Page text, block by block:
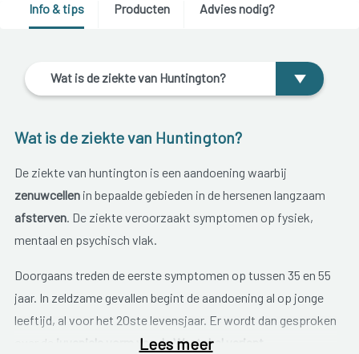
Info & tips Producten Advies nodig?
Wat is de ziekte van Huntington?
Wat is de ziekte van Huntington?
De ziekte van huntington is een aandoening waarbij
zenuwcellenin bepaalde gebieden in de hersenen langzaam
afsterven. De ziekte veroorzaakt symptomen op fysiek,
mentaal en psychisch vlak.
Doorgaans treden de eerste symptomen op tussen 35 en 55
jaar. In zeldzame gevallen begint de aandoening al op jonge
leeftijd, al voor het 20ste levensjaar. Er wordt dan gesproken
over de
juveniele vorm van de Westphal variant
Lees meer